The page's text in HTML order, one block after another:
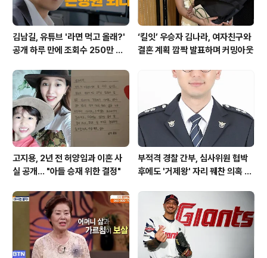
김남길, 유튜브 '라면 먹고 올래?'
공개 하루 만에 조회수 250만 돌
‘킬잇’ 우승자 김나라, 여자친구와
결혼 계획 깜짝 발표하며 커밍아웃
고지용, 2년 전 허양임과 이혼 사
실 공개… "아들 승재 위한 결정"
부적격 경찰 간부, 심사위원 협박
후에도 '거제왕' 자리 꿰찬 의혹 진